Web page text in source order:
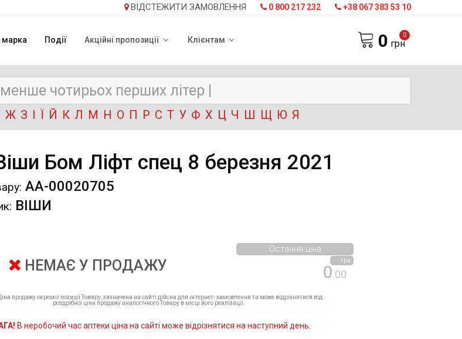
ВІДСТЕЖИТИ ЗАМОВЛЕННЯ 0 800 217 232 +38 067 383 53 10
марка Події Акційні пропозиції Клієнтам
0
0 грн
Ж З І Ї Й К Л М Н О П Р С Т У Ф Х Ц Ч Ш Щ Ю Я
Бом Ліфт спец 8 березня 2021
АА-00020705
ВІШИ
НЕМАЄ У ПРОДАЖУ 0.00
грн
Остання ціна
Ціна продажу окремої позиції Товару, зазначена на сайті дійсна для інтернет- замовлення та може відрізнятися від
роздрібної ціни продажу аналогічного Товару в місці його реалізації.
В неробочий час аптеки ціна на сайті може відрізнятися на наступний день.